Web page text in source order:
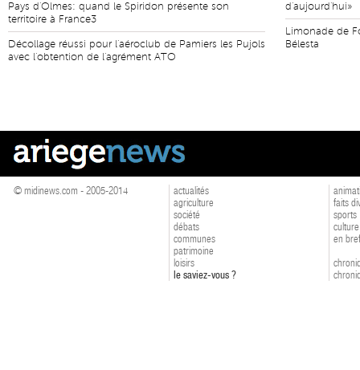
Pays d'Olmes: quand le Spiridon présente son
territoire à France3
Décollage réussi pour l'aéroclub de Pamiers les Pujols
avec l'obtention de l'agrément ATO
d'aujourd'hui»
Limonade de
Bélesta
© midinews.com - 2005-2014
actualités
agriculture
société
débats
communes
patrimoine
loisirs
le saviez-vous ?
faits
sports
culture
en bref